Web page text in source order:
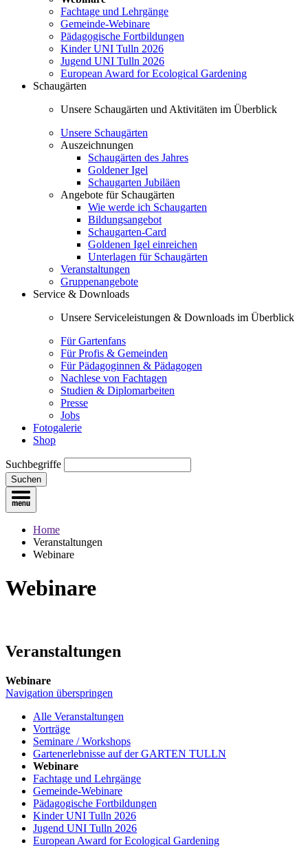
Fachtage und Lehrgänge
Gemeinde-Webinare
Pädagogische Fortbildungen
Kinder UNI Tulln 2026
Jugend UNI Tulln 2026
European Award for Ecological Gardening
Schaugärten
Unsere Schaugärten und Aktivitäten im Überblick
Unsere Schaugärten
Auszeichnungen
Schaugärten des Jahres
Goldener Igel
Schaugarten Jubiläen
Angebote für Schaugärten
Wie werde ich Schaugarten
Bildungsangebot
Schaugarten-Card
Goldenen Igel einreichen
Unterlagen für Schaugärten
Veranstaltungen
Gruppenangebote
Service & Downloads
Unsere Serviceleistungen & Downloads im Überblick
Für Gartenfans
Für Profis & Gemeinden
Für Pädagoginnen & Pädagogen
Nachlese von Fachtagen
Studien & Diplomarbeiten
Presse
Jobs
Fotogalerie
Shop
Suchbegriffe
Suchen
Home
Veranstaltungen
Webinare
Webinare
Veranstaltungen
Webinare
Navigation überspringen
Alle Veranstaltungen
Vorträge
Seminare / Workshops
Gartenerlebnisse auf der GARTEN TULLN
Webinare
Fachtage und Lehrgänge
Gemeinde-Webinare
Pädagogische Fortbildungen
Kinder UNI Tulln 2026
Jugend UNI Tulln 2026
European Award for Ecological Gardening